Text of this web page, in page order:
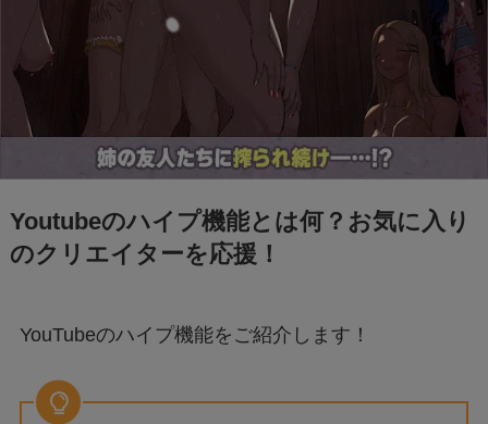
Youtubeのハイプ機能とは何？お気に入り
のクリエイターを応援！
YouTubeのハイプ機能をご紹介します！